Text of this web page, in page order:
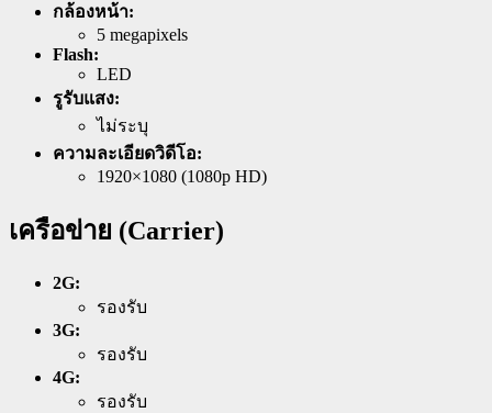
กล้องหน้า:
5 megapixels
Flash:
LED
รูรับแสง:
ไม่ระบุ
ความละเอียดวิดีโอ:
1920×1080 (1080p HD)
เครือข่าย (Carrier)
2G:
รองรับ
3G:
รองรับ
4G:
รองรับ